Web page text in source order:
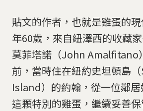
貼文的作者，也就是雞蛋的
年60歲，來自紐澤西的收藏
莫菲塔諾（John Amalfitano
前，當時住在紐約史坦頓島
Island）的約翰，從一位鄰
這顆特別的雞蛋，繼續妥善保